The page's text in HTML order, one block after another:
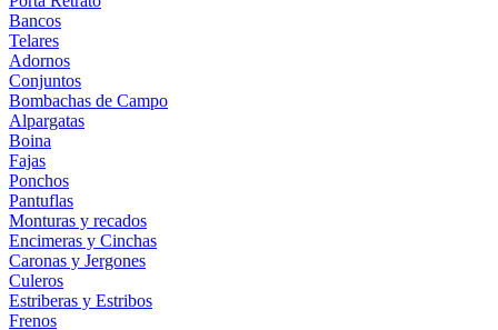
Bancos
Telares
Adornos
Conjuntos
Bombachas de Campo
Alpargatas
Boina
Fajas
Ponchos
Pantuflas
Monturas y recados
Encimeras y Cinchas
Caronas y Jergones
Culeros
Estriberas y Estribos
Frenos